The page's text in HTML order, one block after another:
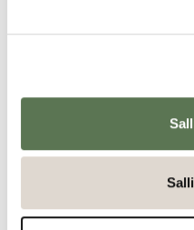
yrityspalveluiden
Pollen potku -
yrityspalveluiden